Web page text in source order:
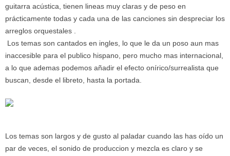
guitarra acústica, tienen lineas muy claras y de peso en
prácticamente todas y cada una de las canciones sin despreciar los
arreglos orquestales .
Los temas son cantados en ingles, lo que le da un poso aun mas
inaccesible para el publico hispano, pero mucho mas internacional,
a lo que ademas podemos añadir el efecto onírico/surrealista que
buscan, desde el libreto, hasta la portada.
Los temas son largos y de gusto al paladar cuando las has oído un
par de veces, el sonido de produccion y mezcla es claro y se